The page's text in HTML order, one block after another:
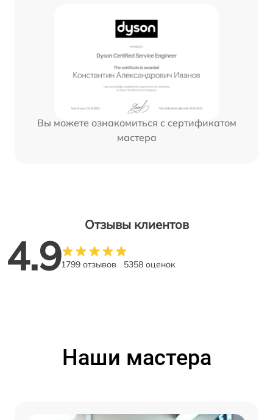
Вы можете ознакомиться с сертификатом
мастера
Отзывы клиентов
4.91799 отзывов 5358 оценок
Наши мастера